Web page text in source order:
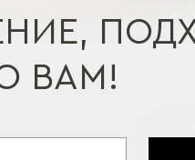
ВАМ!